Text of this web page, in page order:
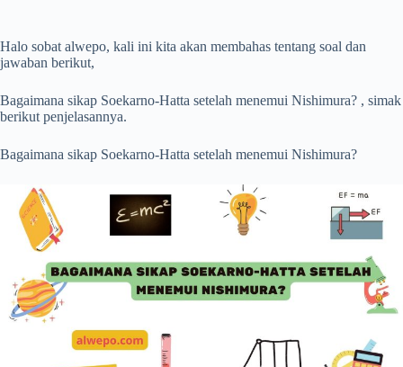
Halo sobat alwepo, kali ini kita akan membahas tentang soal dan
jawaban berikut,
Bagaimana sikap Soekarno-Hatta setelah menemui Nishimura? , simak
berikut penjelasannya.
Bagaimana sikap Soekarno-Hatta setelah menemui Nishimura?